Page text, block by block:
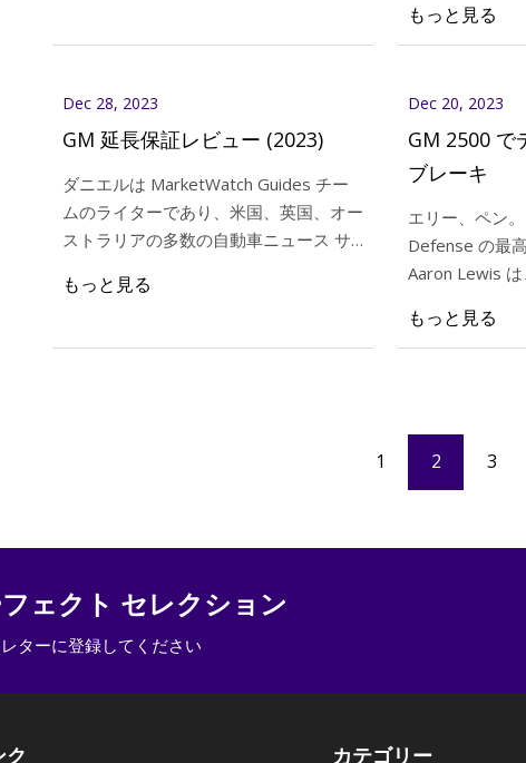
ラーのペンタ
もっと見る
Dec 28, 2023
GM 延長保証レビュー (2023)
ダニエルは MarketWatch Guides チー
ムのライターであり、米国、英国、オー
ストラリアの多数の自動車ニュース サ
り、自動車金融とカーケアを専門として
もっと見る
Dec 20, 2023
GM 2500 で
ブレーキ
エリー、ペン。 – Sphere Brake
Defense の最
Aaron Lewis は
つについて次
もっと見る
1 2 3
ェクト セレクション
ターに登録してください
ク カテゴリー